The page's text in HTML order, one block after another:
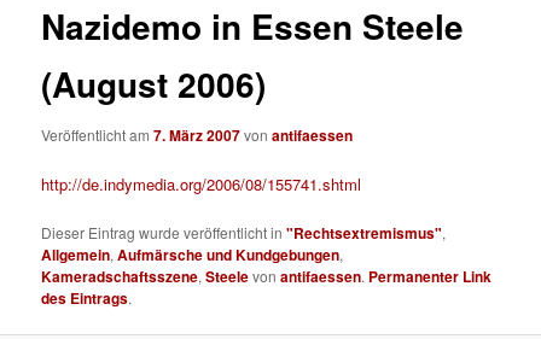
Nazidemo in Essen Steele
(August 2006)
Veröffentlicht am7. März 2007vonantifaessen
http://de.indymedia.org/2006/08/155741.shtml
Dieser Eintrag wurde veröffentlicht in"Rechtsextremismus",
Allgemein,Aufmärsche und Kundgebungen,
Kameradschaftsszene,Steelevonantifaessen. Permanenter Link
des Eintrags.